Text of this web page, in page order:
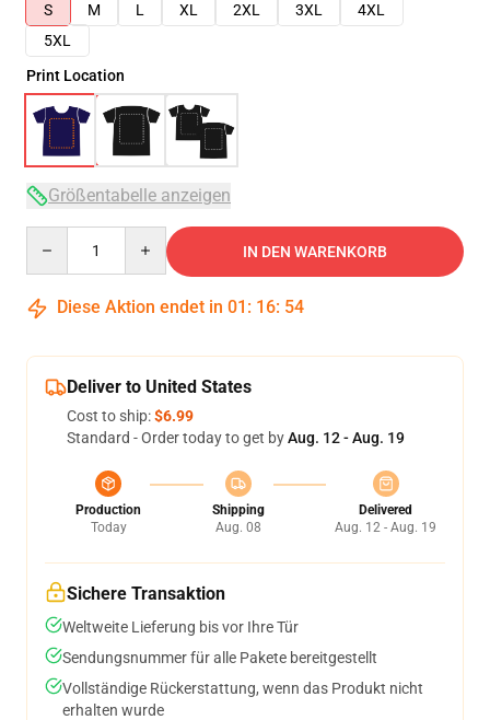
S
M L XL 2XL 3XL
4XL
5XL
Print Location
Größentabelle anzeigen
IN DEN WARENKORB
Diese Aktion endet in 01 : 16: 53
Deliver to United States
Cost to ship:$6.99
Standard - Order today to get byAug. 12 - Aug. 19
Production
Today
Shipping
Aug. 08
Delivered
Aug. 12 - Aug. 19
Sichere Transaktion
Weltweite Lieferung bis vor Ihre Tür
Sendungsnummer für alle Pakete bereitgestellt
Vollständige Rückerstattung, wenn das Produkt nicht
erhalten wurde